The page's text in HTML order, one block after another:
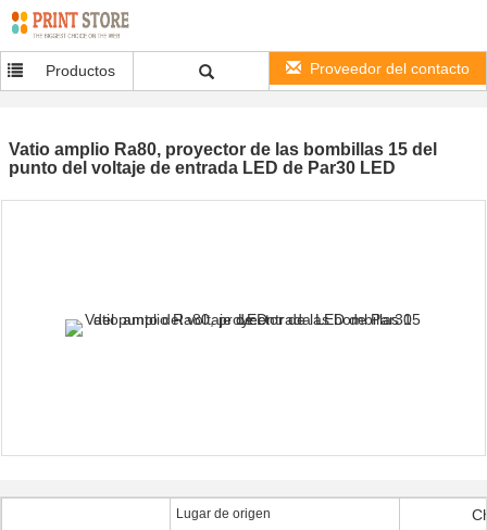
Productos Proveedor del contacto
Vatio amplio Ra80, proyector de las bombillas 15 del
punto del voltaje de entrada LED de Par30 LED
Lugar de origen